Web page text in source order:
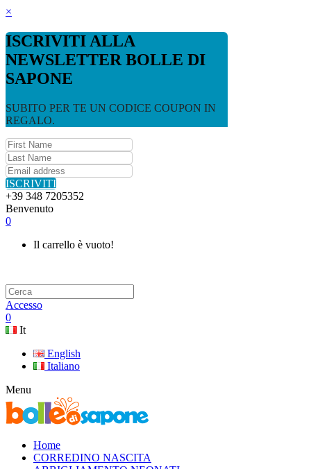
×
ISCRIVITI ALLA
NEWSLETTER BOLLE DI
SAPONE
SUBITO PER TE UN CODICE COUPON IN
REGALO.
ISCRIVITI
+39 348 7205352
Benvenuto
0
Il carrello è vuoto!
Accesso
0
It
English
Italiano
Menu
Home
CORREDINO NASCITA